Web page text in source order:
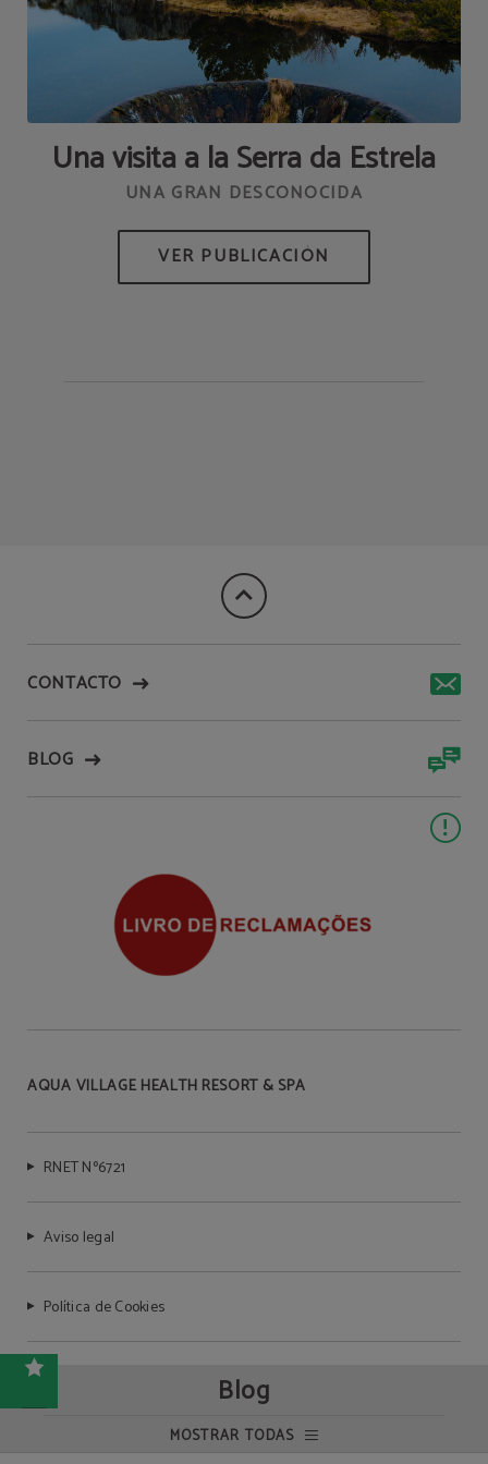
Blog
MOSTRAR TODAS
Una visita a la Serra da Estrela
UNA GRAN DESCONOCIDA
CONTACTO
BLOG
AQUA VILLAGE HEALTH RESORT & SPA
RNET Nº6721
Aviso legal
Política de Cookies
Resolución Alternativa de Litigios (RAL)